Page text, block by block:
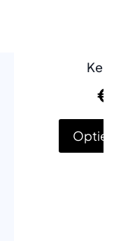
€